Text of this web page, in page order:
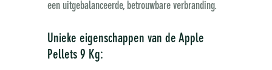
een uitgebalanceerde, betrouwbare verbranding.
Unieke eigenschappen van de Apple
Pellets 9 Kg: